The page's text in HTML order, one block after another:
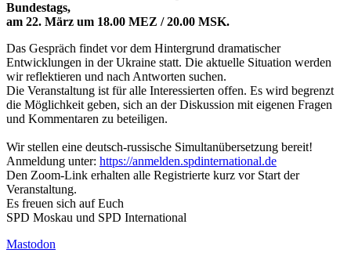
Bundestags,
am 22. März um 18.00 MEZ / 20.00 MSK.
Das Gespräch findet vor dem Hintergrund dramatischer
Entwicklungen in der Ukraine statt. Die aktuelle Situation werden
wir reflektieren und nach Antworten suchen.
Die Veranstaltung ist für alle Interessierten offen. Es wird begrenzt
die Möglichkeit geben, sich an der Diskussion mit eigenen Fragen
und Kommentaren zu beteiligen.
Wir stellen eine deutsch-russische Simultanübersetzung bereit!
Anmeldung unter: https://anmelden.spdinternational.de
Den Zoom-Link erhalten alle Registrierte kurz vor Start der
Veranstaltung.
Es freuen sich auf Euch
SPD Moskau und SPD International
Mastodon